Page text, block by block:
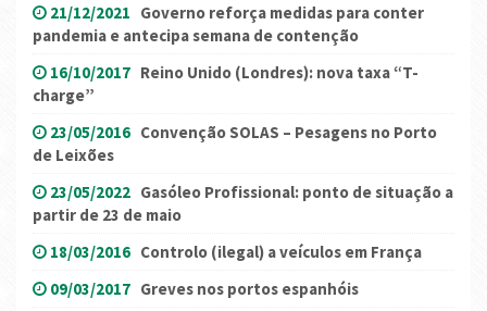
21/12/2021 Governo reforça medidas para conter
pandemia e antecipa semana de contenção
16/10/2017 Reino Unido (Londres): nova taxa “T-
charge”
23/05/2016 Convenção SOLAS – Pesagens no Porto
de Leixões
23/05/2022 Gasóleo Profissional: ponto de situação a
partir de 23 de maio
18/03/2016 Controlo (ilegal) a veículos em França
09/03/2017 Greves nos portos espanhóis